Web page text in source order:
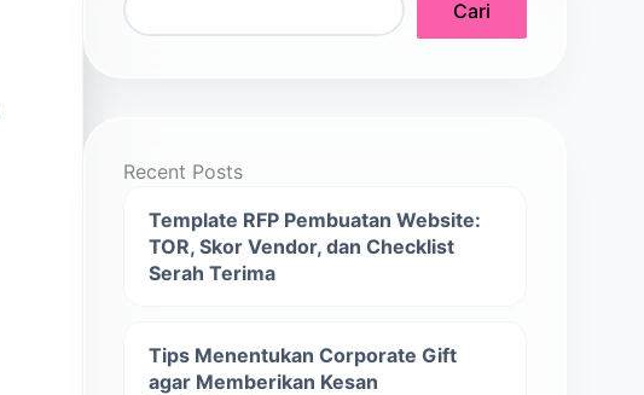
Cari
Recent Posts
Template RFP Pembuatan Website:
TOR, Skor Vendor, dan Checklist
Serah Terima
Tips Menentukan Corporate Gift
agar Memberikan Kesan